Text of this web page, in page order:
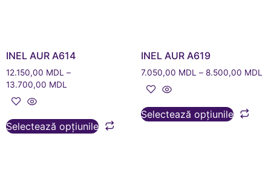
INEL AUR A614
12.150,00 MDL –
13.700,00 MDL
Selectează opțiunile
INEL AUR A619
7.050,00 MDL – 8.500,00 MDL
Selectează opțiunile